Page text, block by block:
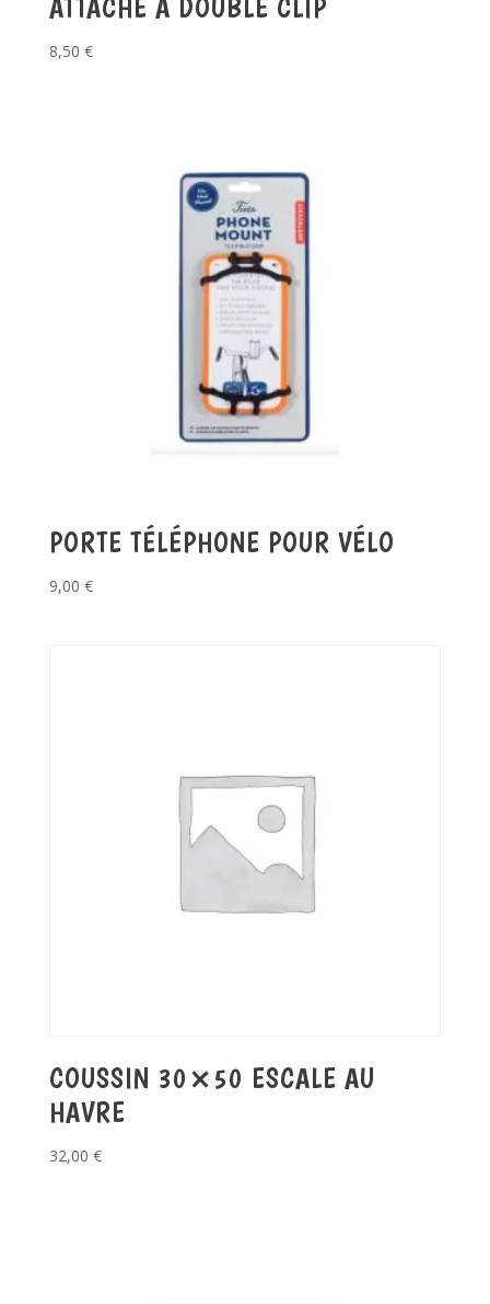
ATTACHE A DOUBLE CLIP
8,50 €
PORTE TÉLÉPHONE POUR VÉLO
9,00 €
COUSSIN 30×50 ESCALE AU
HAVRE
32,00 €